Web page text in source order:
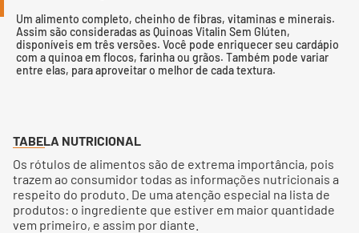
Um alimento completo, cheinho de fibras, vitaminas e minerais.
Assim são consideradas as Quinoas Vitalin Sem Glúten,
disponíveis em três versões. Você pode enriquecer seu cardápio
com a quinoa em flocos, farinha ou grãos. Também pode variar
entre elas, para aproveitar o melhor de cada textura.
TABELA NUTRICIONAL
Os rótulos de alimentos são de extrema importância, pois
trazem ao consumidor todas as informações nutricionais a
respeito do produto. De uma atenção especial na lista de
produtos: o ingrediente que estiver em maior quantidade
vem primeiro, e assim por diante.